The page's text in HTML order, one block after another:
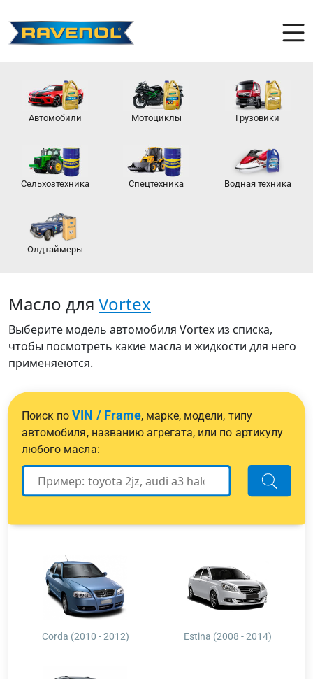
Автомобили Мотоциклы Грузовики
Сельхозтехника Спецтехника Водная техника
Олдтаймеры
Масло для Vortex
Выберите модель автомобиля Vortex из списка,
чтобы посмотреть какие масла и жидкости для него
применяеются.
Поиск поVIN / Frame, марке, модели, типу
автомобиля, названию агрегата, или по артикулу
любого масла:
Corda (2010 - 2012) Estina (2008 - 2014)